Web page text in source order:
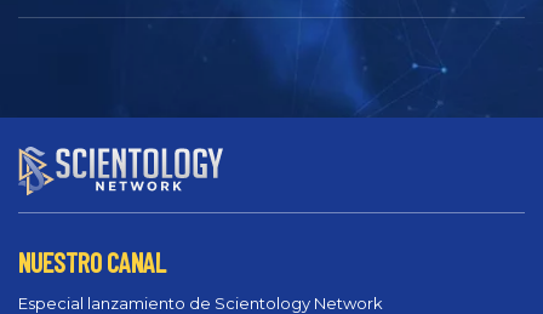
NUESTRO CANAL
Especial lanzamiento de Scientology Network